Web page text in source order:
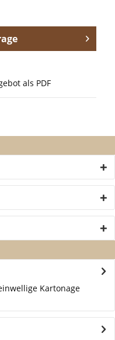
als PDF
Kartonage